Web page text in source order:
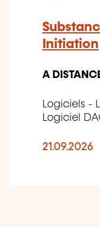
Initiation
A
Logiciels -
Logiciel
21.09.2026